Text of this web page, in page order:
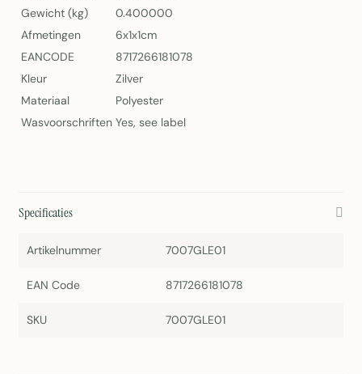
Gewicht (kg)
0.400000
Afmetingen
6x1x1cm
EANCODE
8717266181078
Kleur
Zilver
Materiaal
Polyester
Wasvoorschriften Yes, see label
Specificaties
Artikelnummer 7007GLE01
EAN Code 8717266181078
SKU 7007GLE01